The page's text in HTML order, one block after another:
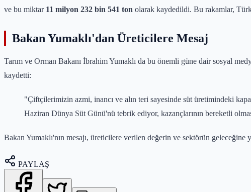
ve bu miktar 11 milyon 232 bin 541 ton olarak kaydedildi. Bu rakamlar,
Bakan Yumaklı'dan Üreticilere Mesaj
Tarım ve Orman Bakanı İbrahim Yumaklı da bu önemli güne dair sosyal
kaydetti:
"Çiftçilerimizin azmi, inancı ve alın teri sayesinde süt üretimindeki
Haziran Dünya Süt Günü'nü tebrik ediyor, kazançlarının bereketli
Bakan Yumaklı'nın mesajı, üreticilere verilen değerin ve sektörün
PAYLAŞ